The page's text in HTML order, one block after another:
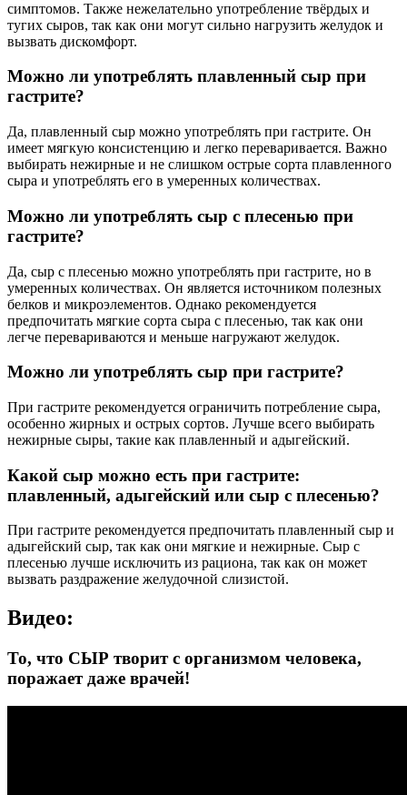
симптомов. Также нежелательно употребление твёрдых и
тугих сыров, так как они могут сильно нагрузить желудок и
вызвать дискомфорт.
Можно ли употреблять плавленный сыр при
гастрите?
Да, плавленный сыр можно употреблять при гастрите. Он
имеет мягкую консистенцию и легко переваривается. Важно
выбирать нежирные и не слишком острые сорта плавленного
сыра и употреблять его в умеренных количествах.
Можно ли употреблять сыр с плесенью при
гастрите?
Да, сыр с плесенью можно употреблять при гастрите, но в
умеренных количествах. Он является источником полезных
белков и микроэлементов. Однако рекомендуется
предпочитать мягкие сорта сыра с плесенью, так как они
легче перевариваются и меньше нагружают желудок.
Можно ли употреблять сыр при гастрите?
При гастрите рекомендуется ограничить потребление сыра,
особенно жирных и острых сортов. Лучше всего выбирать
нежирные сыры, такие как плавленный и адыгейский.
Какой сыр можно есть при гастрите:
плавленный, адыгейский или сыр с плесенью?
При гастрите рекомендуется предпочитать плавленный сыр и
адыгейский сыр, так как они мягкие и нежирные. Сыр с
плесенью лучше исключить из рациона, так как он может
вызвать раздражение желудочной слизистой.
Видео:
То, что СЫР творит с организмом человека,
поражает даже врачей!